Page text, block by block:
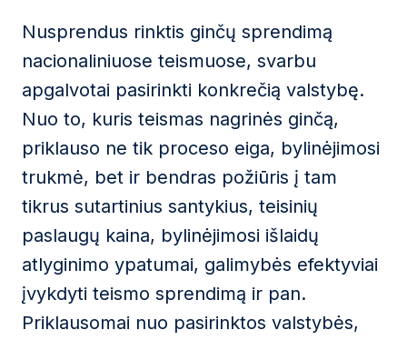
Nusprendus rinktis ginčų sprendimą
nacionaliniuose teismuose, svarbu
apgalvotai pasirinkti konkrečią valstybę.
Nuo to, kuris teismas nagrinės ginčą,
priklauso ne tik proceso eiga, bylinėjimosi
trukmė, bet ir bendras požiūris į tam
tikrus sutartinius santykius, teisinių
paslaugų kaina, bylinėjimosi išlaidų
atlyginimo ypatumai, galimybės efektyviai
įvykdyti teismo sprendimą ir pan.
Priklausomai nuo pasirinktos valstybės,